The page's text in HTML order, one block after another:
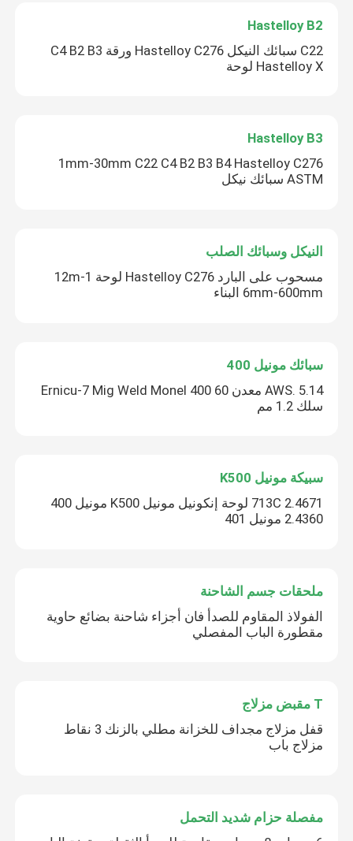
Hastelloy B2
C22 سبائك النيكل Hastelloy C276 ورقة C4 B2 B3
Hastelloy X لوحة
Hastelloy B3
1mm-30mm C22 C4 B2 B3 B4 Hastelloy C276
ASTM سبائك نيكل
النيكل وسبائك الصلب
مسحوب على البارد Hastelloy C276 لوحة 1-12m
6mm-600mm البناء
سبائك مونيل 400
AWS. 5.14 معدن 60 Ernicu-7 Mig Weld Monel 400
سلك 1.2 مم
سبيكة مونيل K500
713C 2.4671 لوحة إنكونيل مونيل K500 مونيل 400
2.4360 مونيل 401
ملحقات جسم الشاحنة
الفولاذ المقاوم للصدأ فان أجزاء شاحنة بضائع حاوية
مقطورة الباب المفصلي
T مقبض مزلاج
قفل مزلاج مجداف للخزانة مطلي بالزنك 3 نقاط
مزلاج باب
مفصلة حزام شديد التحمل